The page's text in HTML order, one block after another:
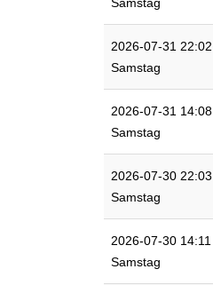
2026-07-31 22:02
Samstag
2026-07-31 14:08
Samstag
2026-07-30 22:03
Samstag
2026-07-30 14:11
Samstag